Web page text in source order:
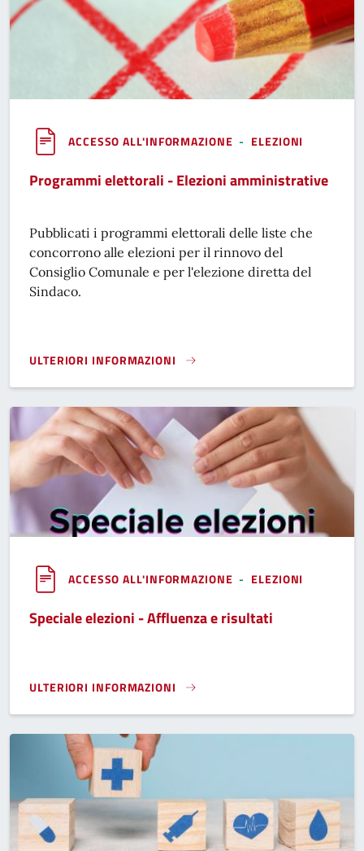
ACCESSO ALL'INFORMAZIONE - ELEZIONI
Programmi elettorali - Elezioni amministrative
Pubblicati i programmi elettorali delle liste che
concorrono alle elezioni per il rinnovo del
Consiglio Comunale e per l'elezione diretta del
Sindaco.
ULTERIORI INFORMAZIONI
PROGRAMMI ELETTORALI - ELEZIONI AMMINISTRATIVE}
ACCESSO ALL'INFORMAZIONE - ELEZIONI
Speciale elezioni - Affluenza e risultati
ULTERIORI INFORMAZIONI
SPECIALE ELEZIONI - AFFLUENZA E RISULTATI}